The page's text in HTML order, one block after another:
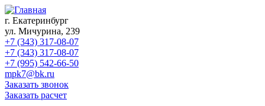
г. Екатеринбург
ул. Мичурина, 239
+7 (343) 317-08-07
+7 (343) 317-08-07
+7 (995) 542-66-50
mpk7@bk.ru
Заказать звонок
Заказать расчет